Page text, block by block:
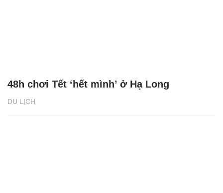
DU LỊCH
48h chơi Tết ‘hết mình’ ở Hạ Long